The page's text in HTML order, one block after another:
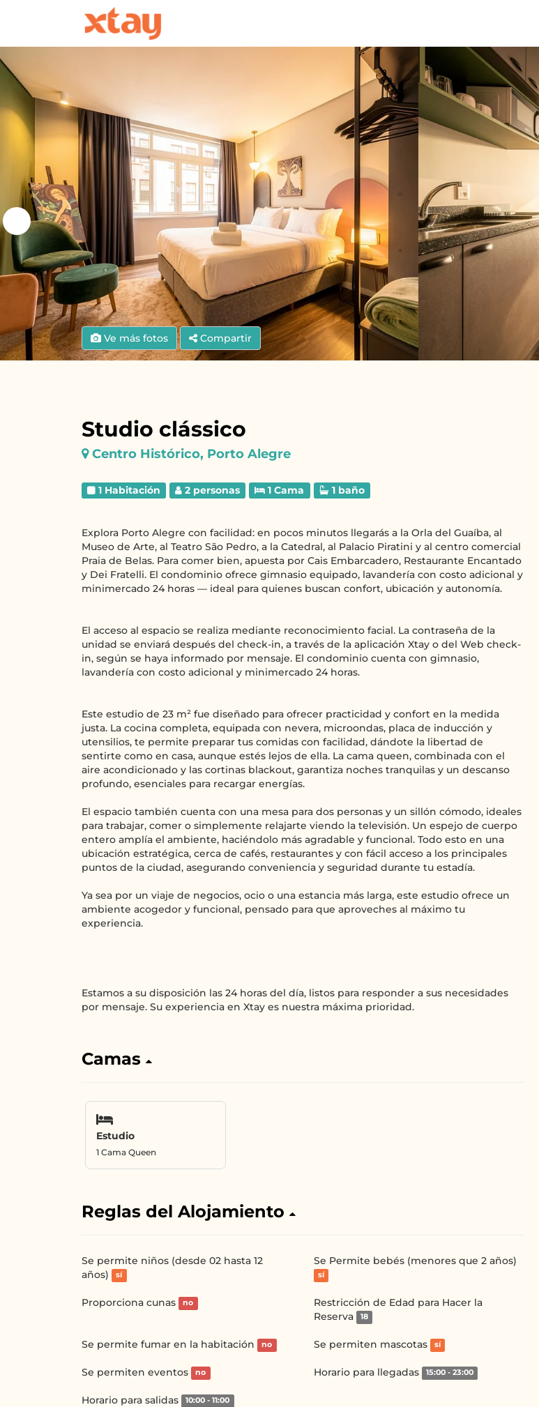
Ve más fotos Compartir
Studio clássico
Centro Histórico, Porto Alegre
1 Habitación 2 personas 1 Cama 1 baño
Explora Porto Alegre con facilidad: en pocos minutos llegarás a la Orla del Guaíba, al
Museo de Arte, al Teatro São Pedro, a la Catedral, al Palacio Piratini y al centro comercial
Praia de Belas. Para comer bien, apuesta por Cais Embarcadero, Restaurante Encantado
y Dei Fratelli. El condominio ofrece gimnasio equipado, lavandería con costo adicional y
minimercado 24 horas — ideal para quienes buscan confort, ubicación y autonomía.
El acceso al espacio se realiza mediante reconocimiento facial. La contraseña de la
unidad se enviará después del check-in, a través de la aplicación Xtay o del Web check-
in, según se haya informado por mensaje. El condominio cuenta con gimnasio,
lavandería con costo adicional y minimercado 24 horas.
Este estudio de 23 m² fue diseñado para ofrecer practicidad y confort en la medida
justa. La cocina completa, equipada con nevera, microondas, placa de inducción y
utensilios, te permite preparar tus comidas con facilidad, dándote la libertad de
sentirte como en casa, aunque estés lejos de ella. La cama queen, combinada con el
aire acondicionado y las cortinas blackout, garantiza noches tranquilas y un descanso
profundo, esenciales para recargar energías.
El espacio también cuenta con una mesa para dos personas y un sillón cómodo, ideales
para trabajar, comer o simplemente relajarte viendo la televisión. Un espejo de cuerpo
entero amplía el ambiente, haciéndolo más agradable y funcional. Todo esto en una
ubicación estratégica, cerca de cafés, restaurantes y con fácil acceso a los principales
puntos de la ciudad, asegurando conveniencia y seguridad durante tu estadía.
Ya sea por un viaje de negocios, ocio o una estancia más larga, este estudio ofrece un
ambiente acogedor y funcional, pensado para que aproveches al máximo tu
experiencia.
Estamos a su disposición las 24 horas del día, listos para responder a sus necesidades
por mensaje. Su experiencia en Xtay es nuestra máxima prioridad.
Camas
Estudio
1 Cama Queen
Reglas del Alojamiento
Se permite niños (desde 02 hasta 12
años)
sí
Se Permite bebés (menores que 2 años)
sí
Proporciona cunas no
Restricción de Edad para Hacer la
Reserva
18
Se permite fumar en la habitación no Se permiten mascotas sí
Se permiten eventos no Horario para llegadas 15:00 - 23:00
Horario para salidas 10:00 - 11:00